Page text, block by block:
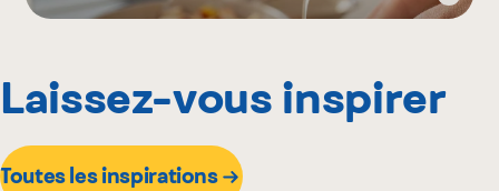
Laissez-vous inspirer
Toutes les inspirations